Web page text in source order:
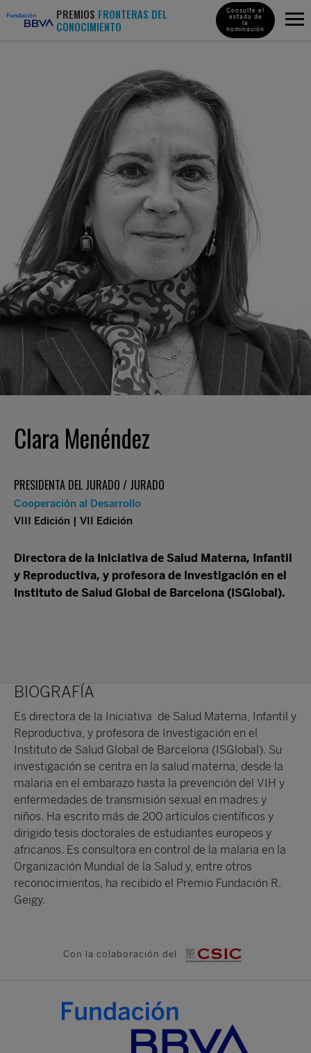
PREMIOS FRONTERAS DEL
CONOCIMIENTO
Consulte el
estado de
la
nominación
Clara Menéndez
PRESIDENTA DEL JURADO / JURADO
Cooperación al Desarrollo
VIII Edición | VII Edición
Directora de la Iniciativa de Salud Materna, Infantil
y Reproductiva, y profesora de Investigación en el
Instituto de Salud Global de Barcelona (ISGlobal).
BIOGRAFÍA
Es directora de la Iniciativa de Salud Materna, Infantil y
Reproductiva, y profesora de Investigación en el
Instituto de Salud Global de Barcelona (ISGlobal). Su
investigación se centra en la salud materna, desde la
malaria en el embarazo hasta la prevención del VIH y
enfermedades de transmisión sexual en madres y
niños. Ha escrito más de 200 artículos científicos y
dirigido tesis doctorales de estudiantes europeos y
africanos. Es consultora en control de la malaria en la
Organización Mundial de la Salud y, entre otros
reconocimientos, ha recibido el Premio Fundación R.
Geigy.
Con la colaboración del